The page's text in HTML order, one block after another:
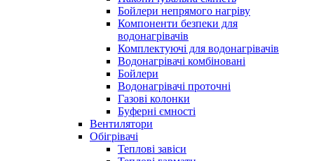
Бойлери непрямого нагріву
Компоненти безпеки для
водонагрівачів
Комплектуючі для водонагрівачів
Водонагрівачі комбіновані
Бойлери
Водонагрівачі проточні
Газові колонки
Буферні ємності
Вентилятори
Обігрівачі
Теплові завіси